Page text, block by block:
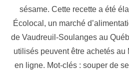
sésame. Cette recette a été
Écolocal, un marché
de Vaudreuil-Soulanges au
utilisés peuvent être achetés au
en ligne. Mot-clés : souper de